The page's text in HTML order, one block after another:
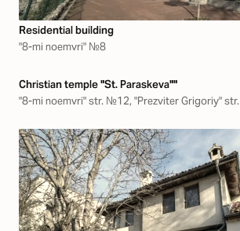
Residential building
"8-mi noemvri" №8
Christian temple "St. Paraskeva""
"8-mi noemvri" str. №12, "Prezviter Grigoriy" str.